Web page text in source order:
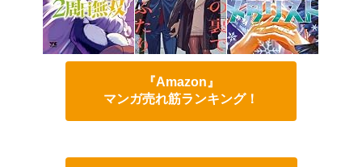
『Amazon』
マンガ売れ筋ランキング！